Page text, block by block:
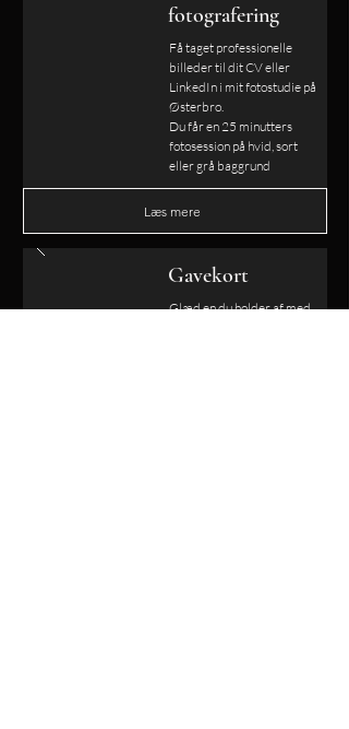
fotografering
Få taget professionelle
billeder til dit CV eller
LinkedIn i mit fotostudie på
Østerbro.
Du får en 25 minutters
fotosession på hvid, sort
eller grå baggrund
Læs mere
Gavekort
Glæd en du holder af med